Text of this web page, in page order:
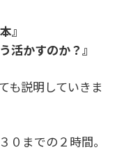
』
活かすのか？』
も説明していきま
０までの２時間。